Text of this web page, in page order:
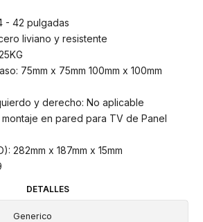
- 42 pulgadas
liviano y resistente
75mm x 75mm 100mm x 100mm
y derecho: No aplicable
en pared para TV de Panel
282mm x 187mm x 15mm
DETALLES
Generico